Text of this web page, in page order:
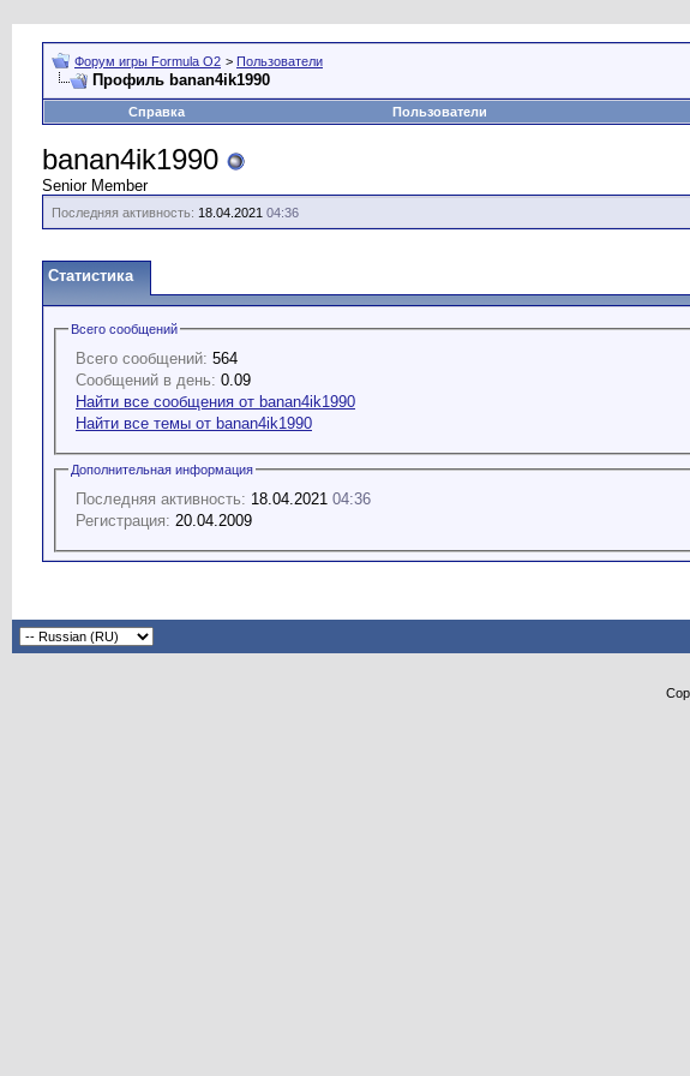
Форум игры Formula O2 > Пользователи
Профиль banan4ik1990
Справка Пользователи
banan4ik1990
Senior Member
Последняя активность: 18.04.2021 04:36
Статистика
Всего сообщений
Всего сообщений: 564
Сообщений в день: 0.09
Найти все сообщения от banan4ik1990
Найти все темы от banan4ik1990
Дополнительная информация
Последняя активность: 18.04.2021 04:36
Регистрация: 20.04.2009